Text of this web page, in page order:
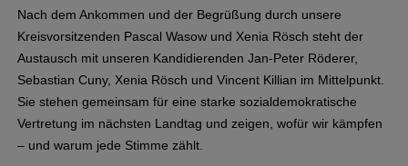
Nach dem Ankommen und der Begrüßung durch unsere
Kreisvorsitzenden Pascal Wasow und Xenia Rösch steht der
Austausch mit unseren Kandidierenden Jan-Peter Röderer,
Sebastian Cuny, Xenia Rösch und Vincent Killian im Mittelpunkt.
Sie stehen gemeinsam für eine starke sozialdemokratische
Vertretung im nächsten Landtag und zeigen, wofür wir kämpfen
– und warum jede Stimme zählt.